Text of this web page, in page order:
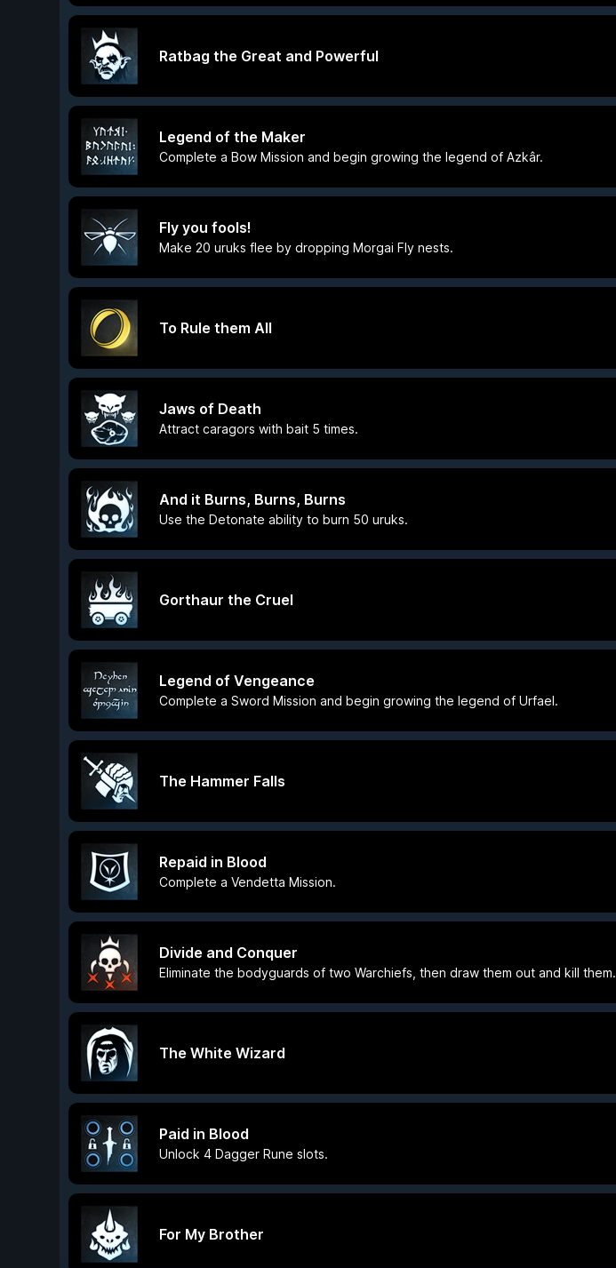
Ratbag the Great and Powerful
Legend of the Maker
Complete a Bow Mission and begin growing the legend of Azkâr.
Fly you fools!
Make 20 uruks flee by dropping Morgai Fly nests.
To Rule them All
Jaws of Death
Attract caragors with bait 5 times.
And it Burns, Burns, Burns
Use the Detonate ability to burn 50 uruks.
Gorthaur the Cruel
Legend of Vengeance
Complete a Sword Mission and begin growing the legend of Urfael.
The Hammer Falls
Repaid in Blood
Complete a Vendetta Mission.
Divide and Conquer
Eliminate the bodyguards of two Warchiefs, then draw them out and kill them.
The White Wizard
Paid in Blood
Unlock 4 Dagger Rune slots.
For My Brother